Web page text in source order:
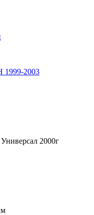
1999-2003
2000г